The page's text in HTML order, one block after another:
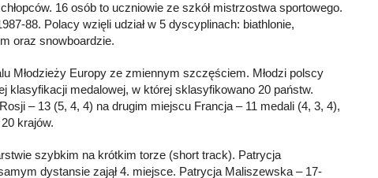
16 osób to uczniowie ze szkół mistrzostwa sportowego.
88. Polacy wzięli udział w 5 dyscyplinach: biathlonie,
oraz snowboardzie.
Młodzieży Europy ze zmiennym szczęściem. Młodzi polscy
klasyfikacji medalowej, w której sklasyfikowano 20 państw.
– 13 (5, 4, 4) na drugim miejscu Francja – 11 medali (4, 3, 4),
krajów.
szybkim na krótkim torze (short track). Patrycja
dystansie zajął 4. miejsce. Patrycja Maliszewska – 17-